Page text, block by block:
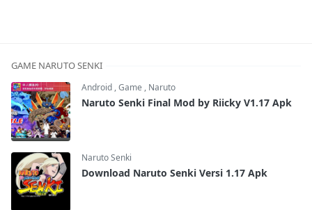
GAME NARUTO SENKI
Android ,Game , Naruto
Naruto Senki Final Mod by Riicky V1.17 Apk
Naruto Senki
Download Naruto Senki Versi 1.17 Apk